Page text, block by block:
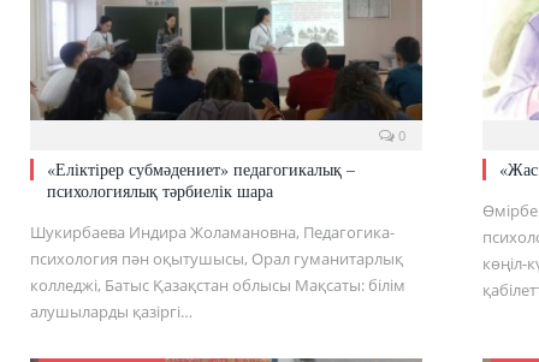
0
«Еліктірер субмәдениет» педагогикалық –
психологиялық тәрбиелік шара
Шукирбаева Индира Жоламановна, Педагогика-
психология пән оқытушысы, Орал гуманитарлық
колледжі, Батыс Қазақстан облысы Мақсаты: білім
алушыларды қазіргі…
«Жас
көңіл-